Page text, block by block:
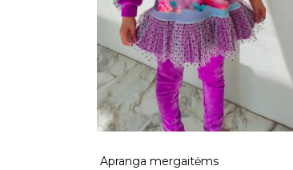
Apranga mergaitėms